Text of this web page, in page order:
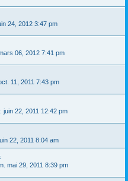
24, 2012 3:47 pm
06, 2012 7:41 pm
11, 2011 7:43 pm
juin 22, 2011 12:42 pm
22, 2011 8:04 am
mai 29, 2011 8:39 pm